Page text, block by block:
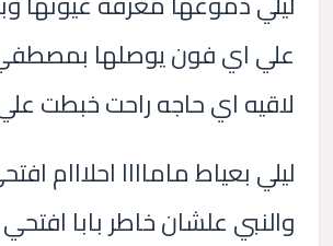
علي اي فون يوصلها
لاقيه اي حاجه راحت خبطت
ليلي بعياط ماماااا احلااام
والنبي علشان خاطر بابا افتحي